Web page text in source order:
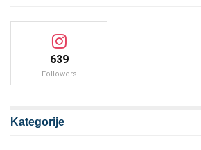
639
Followers
Kategorije